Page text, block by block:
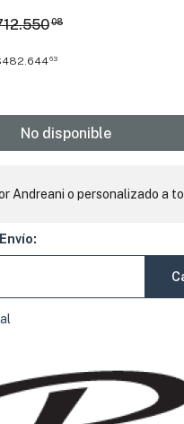
08
63
No disponible
Andreani o personalizado a